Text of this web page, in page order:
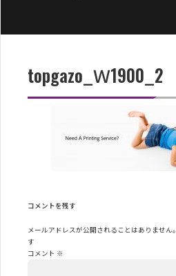
topgazo_Ｗ1900_2
コメントを残す
メールアドレスが公開されることはありません。
す
コメント ※